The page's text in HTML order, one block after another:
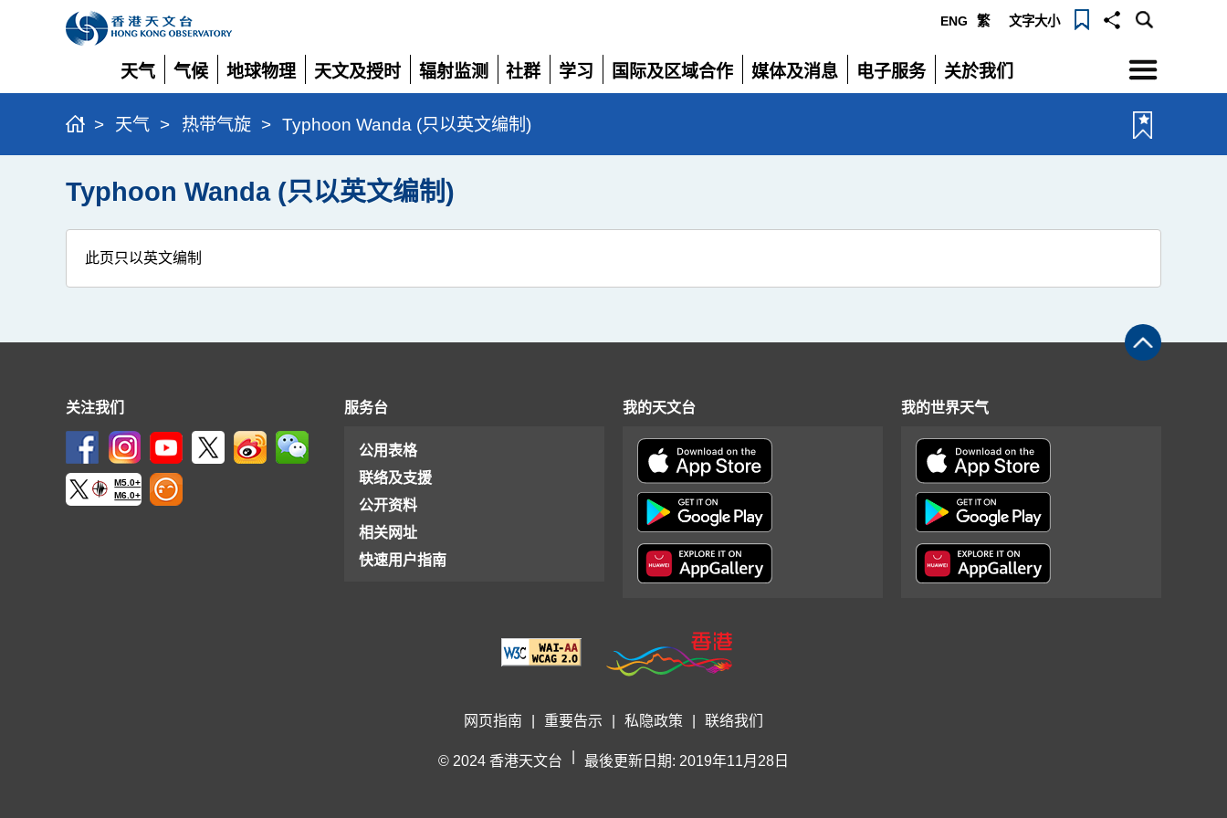
ENG 繁 文字大小
天气
展
开
气候
展
开
地球物理
展
开
天文及授时
展
开
辐射监测
展
开
社群
展
开
学习
展
国际及区域合作
展
媒体及消息
展
电子服务
展
关於我们
展
选
单
> 天气 > 热带气旋 > Typhoon Wanda (只以英文编制)
Typhoon Wanda (只以英文编制)
此页只以英文编制
关注我们
M5.0+
M6.0+
服务台
公用表格
联络及支援
公开资料
相关网址
快速用户指南
我的天文台 我的世界天气
网页指南 重要告示 私隐政策 联络我们
© 2024 香港天文台 最後更新日期: 2019年11月28日